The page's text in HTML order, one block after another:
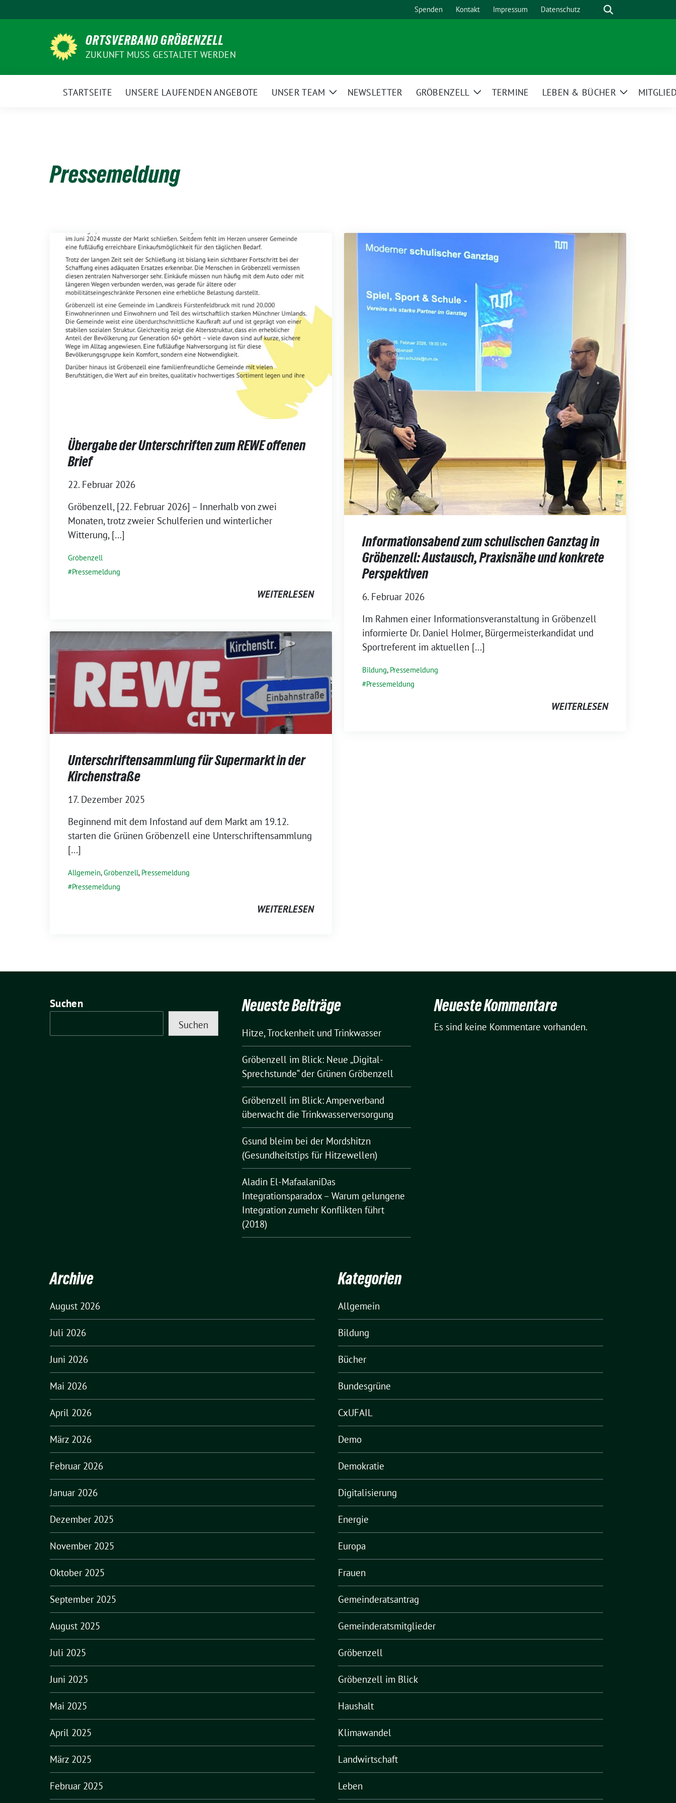
zum
Spenden Kontakt Impressum Datenschutz Suche
ORTSVERBAND GRÖBENZELL
ZUKUNFT MUSS GESTALTET WERDEN
STARTSEITE UNSERE LAUFENDEN ANGEBOTE UNSER TEAM
ZeigeNEWSLETTER GRÖBENZELL
ZeigeTERMINE LEBEN & BÜCHER
Zeige
Pressemeldung
Übergabe der Unterschriften zum REWE offenen
Brief
22. Februar 2026
Gröbenzell, [22. Februar 2026] – Innerhalb von zwei
Monaten, trotz zweier Schulferien und winterlicher
Witterung, […]
Gröbenzell
Pressemeldung
WEITERLESEN
Informationsabend zum schulischen Ganztag in
Gröbenzell: Austausch, Praxisnähe und konkrete
Perspektiven
6. Februar 2026
Im Rahmen einer Informationsveranstaltung in Gröbenzell
informierte Dr. Daniel Holmer, Bürgermeisterkandidat und
Sportreferent im aktuellen […]
Bildung, Pressemeldung
Pressemeldung
WEITERLESEN
Unterschriftensammlung für Supermarkt in der
Kirchenstraße
17. Dezember 2025
Beginnend mit dem Infostand auf dem Markt am 19.12.
starten die Grünen Gröbenzell eine Unterschriftensammlung
[…]
Allgemein,Gröbenzell, Pressemeldung
Pressemeldung
WEITERLESEN
Suchen
Suchen
Neueste Beiträge
Hitze, Trockenheit und Trinkwasser
Gröbenzell im Blick: Neue „Digital-
Sprechstunde“ der Grünen Gröbenzell
Gröbenzell im Blick: Amperverband
überwacht die Trinkwasserversorgung
Gsund bleim bei der Mordshitzn
(Gesundheitstips für Hitzewellen)
Aladin El-MafaalaniDas
Integrationsparadox – Warum gelungene
Integration zumehr Konflikten führt
(2018)
Neueste Kommentare
Es sind keine Kommentare vorhanden.
Archive
August 2026
Juli 2026
Juni 2026
Mai 2026
April 2026
März 2026
Februar 2026
Januar 2026
Dezember 2025
November 2025
Oktober 2025
September 2025
August 2025
Juli 2025
Juni 2025
Mai 2025
April 2025
März 2025
Februar 2025
Kategorien
Allgemein
Bildung
Bücher
Bundesgrüne
CxUFAIL
Demo
Demokratie
Digitalisierung
Energie
Europa
Frauen
Gemeinderatsantrag
Gemeinderatsmitglieder
Gröbenzell
Gröbenzell im Blick
Haushalt
Klimawandel
Landwirtschaft
Leben